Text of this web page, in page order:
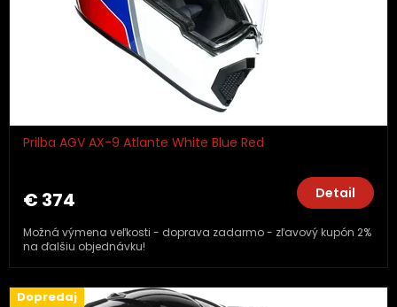
Prilba AGV AX-9 Atlante White Blue Red
€ 374 Detail
Možná výmena veľkosti - doprava zadarmo - zľavový kupón 2%
na ďalšiu objednávku!
Dopredaj